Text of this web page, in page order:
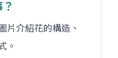
片介紹花的構造、
。